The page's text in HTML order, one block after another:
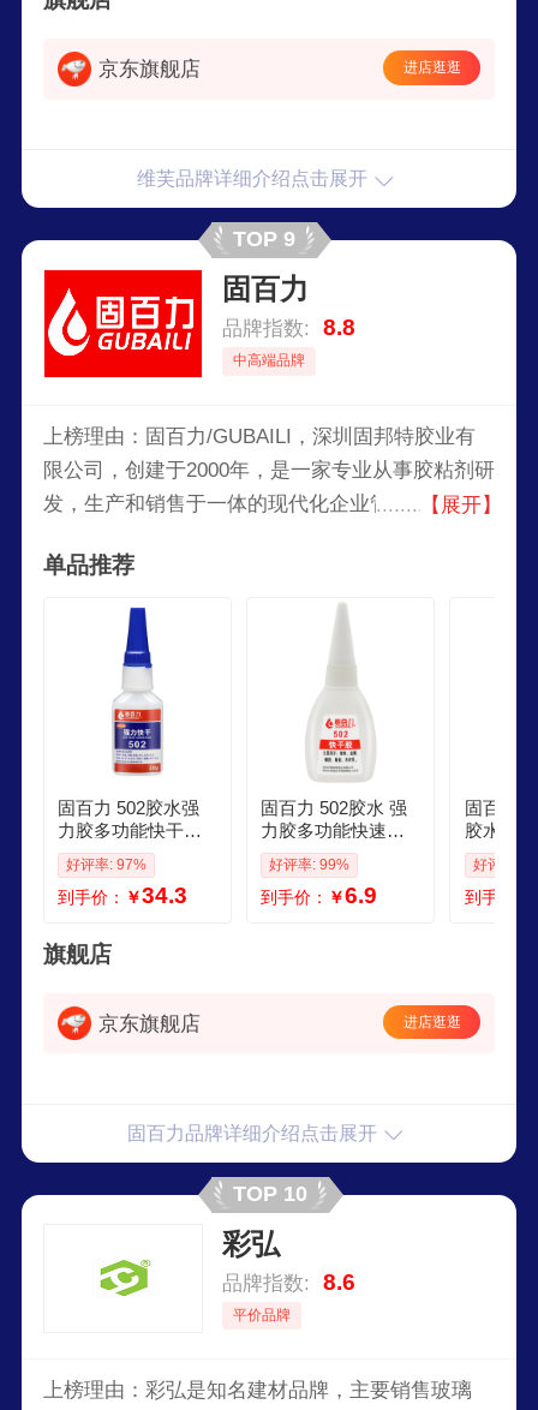
京东旗舰店 进店逛逛
维芙品牌详细介绍点击展开
TOP 9
固百力
品牌指数: 8.8
中高端品牌
上榜理由：固百力/GUBAILI，深圳固邦特胶业有
限公司，创建于2000年，是一家专业从事胶粘剂研
发，生产和销售于一体的现代化企业管理公司。公
批专业从事胶剂研发技术人才，并引进多台进口高
精密测试仪器，现有ABS胶水、PP胶水、金属胶
水、橡胶胶水、硅胶胶水，还研发生产出多种难粘
接材料专用胶水。
【展开】
单品推荐
固百力 502胶水强
力胶多功能快干胶
透明粘鞋子金属玻
璃陶瓷瞬干胶 502
胶水20g 10支滴胶
好评率: 97%
到手价： ￥34.3
固百力 502胶水 强
力胶多功能快速粘
合万能可粘鞋子塑
料金属亚克力陶瓷 5
02胶水1瓶送滴胶管
好评率: 99%
到手价： ￥6.9
固百力
胶水强
塑料胶
金属木
能瞬间
好评率:
到手价：
旗舰店
京东旗舰店 进店逛逛
固百力品牌详细介绍点击展开
TOP 10
彩弘
品牌指数: 8.6
平价品牌
上榜理由：彩弘是知名建材品牌，主要销售玻璃